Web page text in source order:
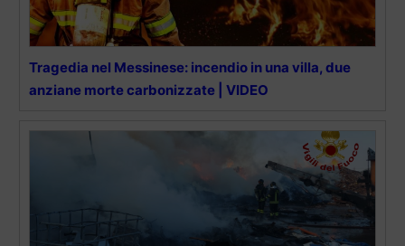
Tragedia nel Messinese: incendio in una villa, due
anziane morte carbonizzate | VIDEO